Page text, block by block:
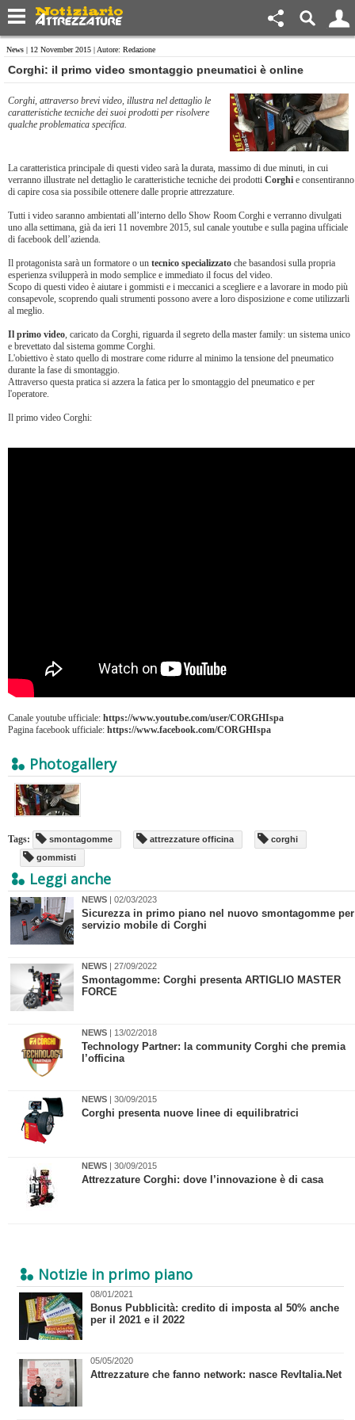
News | 12 November 2015 | Autore: Redazione
Corghi: il primo video smontaggio pneumatici è online
Corghi, attraverso brevi video, illustra nel dettaglio le
caratteristiche tecniche dei suoi prodotti per risolvere
qualche problematica specifica.
La caratteristica principale di questi video sarà la durata, massimo di due minuti, in cui
verranno illustrate nel dettaglio le caratteristiche tecniche dei prodotti Corghi e consentiranno
di capire cosa sia possibile ottenere dalle proprie attrezzature.
Tutti i video saranno ambientati all’interno dello Show Room Corghi e verranno divulgati
uno alla settimana, già da ieri 11 novembre 2015, sul canale youtube e sulla pagina ufficiale
di facebook dell’azienda.
Il protagonista sarà un formatore o un tecnico specializzato che basandosi sulla propria
esperienza svilupperà in modo semplice e immediato il focus del video.
Scopo di questi video è aiutare i gommisti e i meccanici a scegliere e a lavorare in modo più
consapevole, scoprendo quali strumenti possono avere a loro disposizione e come utilizzarli
al meglio.
Il primo video, caricato da Corghi, riguarda il segreto della master family: un sistema unico
e brevettato dal sistema gomme Corghi.
L'obiettivo è stato quello di mostrare come ridurre al minimo la tensione del pneumatico
durante la fase di smontaggio.
Attraverso questa pratica si azzera la fatica per lo smontaggio del pneumatico e per
l'operatore.
Il primo video Corghi:
Canale youtube ufficiale: https://www.youtube.com/user/CORGHIspa
Pagina facebook ufficiale: https://www.facebook.com/CORGHIspa
Photogallery
Tags: smontagomme attrezzature officina
corghi
gommisti
Leggi anche
NEWS | 02/03/2023
Sicurezza in primo piano nel nuovo smontagomme per
servizio mobile di Corghi
NEWS | 27/09/2022
Smontagomme: Corghi presenta ARTIGLIO MASTER
FORCE
NEWS | 13/02/2018
Technology Partner: la community Corghi che premia
l’officina
NEWS | 30/09/2015
Corghi presenta nuove linee di equilibratrici
NEWS | 30/09/2015
Attrezzature Corghi: dove l’innovazione è di casa
Notizie in primo piano
08/01/2021
Bonus Pubblicità: credito di imposta al 50% anche
per il 2021 e il 2022
05/05/2020
Attrezzature che fanno network: nasce RevItalia.Net